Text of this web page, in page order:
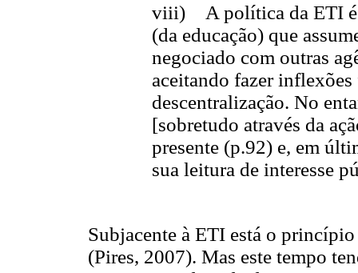
viii) A política da ETI é
(da educação) que
negociado com outras
aceitando fazer inflexões
descentralização. No
[sobretudo através da
presente (p.92) e, em
sua leitura de interesse
Subjacente à ETI está o
(Pires, 2007). Mas este tempo